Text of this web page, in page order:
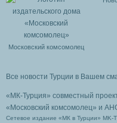
Московский комсомолец
Все новости Турции в Вашем
«МК-Турция» совместный
«Московский комсомолец» и
Сетевое издание «МК в Турции» MK-